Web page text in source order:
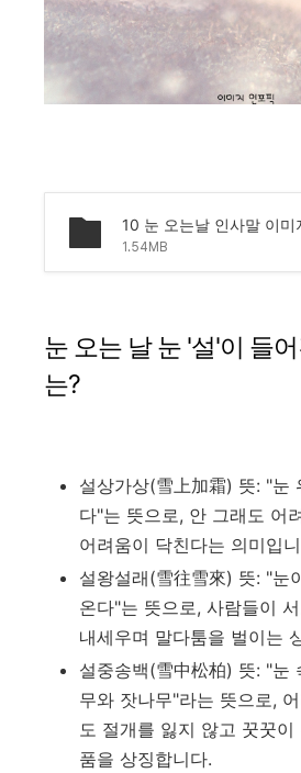
1.54MB
눈 오는 날 눈 '설'이 들
는?
설상가상(雪上加霜) 뜻: "눈
다"는 뜻으로, 안 그래도 어
어려움이 닥친다는 의미입
설왕설래(雪往雪來) 뜻: "눈
온다"는 뜻으로, 사람들이
내세우며 말다툼을 벌이는
설중송백(雪中松柏) 뜻: "눈
무와 잣나무"라는 뜻으로,
도 절개를 잃지 않고 꿋꿋
품을 상징합니다.